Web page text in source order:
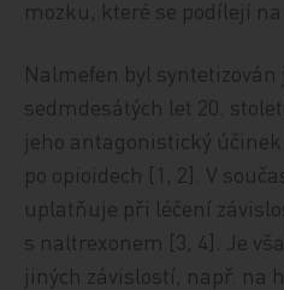
mozku, které se podílejí na
Nalmefen byl syntetizován
sedmdesátých let 20.
jeho antagonistický
po opioidech [1, 2]. V
uplatňuje při léčení
s naltrexonem [3, 4]. Je
jiných závislostí, např. na